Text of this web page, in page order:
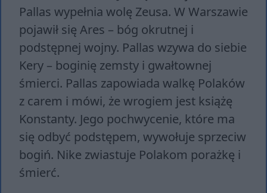
Pallas wypełnia wolę Zeusa. W Warszawie
pojawił się Ares – bóg okrutnej i
podstępnej wojny. Pallas wzywa do siebie
Kery – boginię zemsty i gwałtownej
śmierci. Pallas zapowiada walkę Polaków
z carem i mówi, że wrogiem jest książę
Konstanty. Jego pochwycenie, które ma
się odbyć podstępem, wywołuje sprzeciw
bogiń. Nike zwiastuje Polakom porażkę i
śmierć.